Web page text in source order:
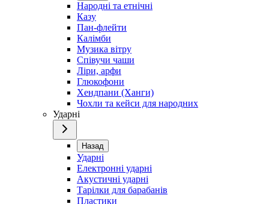
Народні та етнічні
Казу
Пан-флейти
Калімби
Музика вітру
Співучи чаши
Ліри, арфи
Глюкофони
Хендпани (Ханги)
Чохли та кейси для народних
Ударні
Назад
Ударні
Електронні ударні
Акустичні ударні
Тарілки для барабанів
Пластики